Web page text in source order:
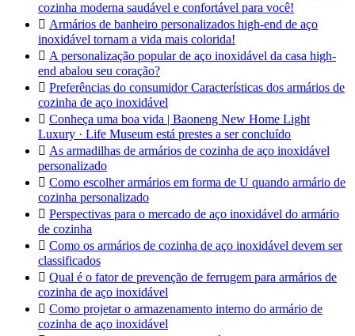
cozinha moderna saudável e confortável para você!
 Armários de banheiro personalizados high-end de aço
inoxidável tornam a vida mais colorida!
 A personalização popular de aço inoxidável da casa high-
end abalou seu coração?
 Preferências do consumidor Características dos armários de
cozinha de aço inoxidável
 Conheça uma boa vida | Baoneng New Home Light
Luxury · Life Museum está prestes a ser concluído
 As armadilhas de armários de cozinha de aço inoxidável
personalizado
 Como escolher armários em forma de U quando armário de
cozinha personalizado
 Perspectivas para o mercado de aço inoxidável do armário
de cozinha
 Como os armários de cozinha de aço inoxidável devem ser
classificados
 Qual é o fator de prevenção de ferrugem para armários de
cozinha de aço inoxidável
 Como projetar o armazenamento interno do armário de
cozinha de aço inoxidável